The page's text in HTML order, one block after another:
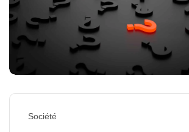
Société